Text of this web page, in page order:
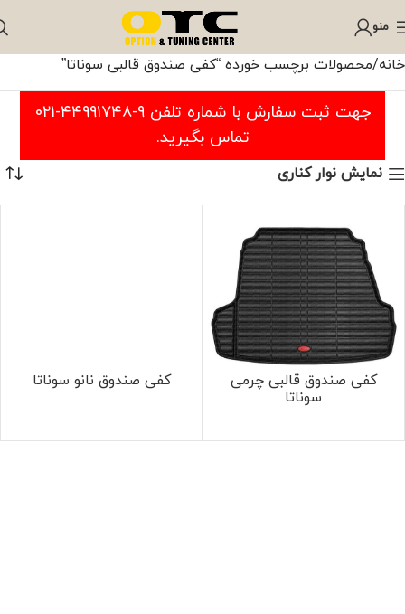
منو
خانه محصولات برچسب خورده “کفی صندوق قالبی سوناتا”
جهت ثبت سفارش با شماره تلفن ۹-۴۴۹۹۱۷۴۸-۰۲۱
تماس بگیرید.
نمایش نوار کناری
کفی صندوق قالبی چرمی
سوناتا
کفی صندوق نانو سوناتا